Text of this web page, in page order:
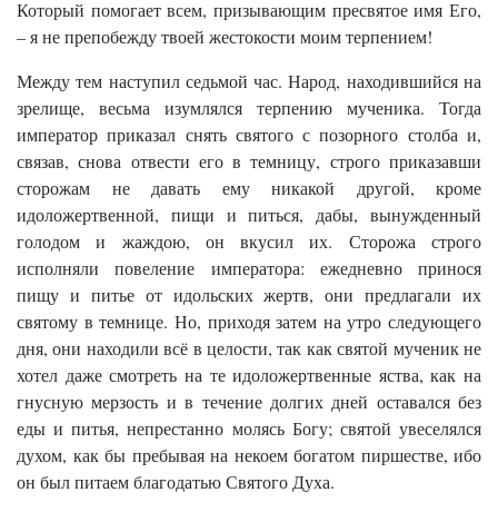
Который помогает всем, призывающим пресвятое имя Его,
– я не препобежду твоей жестокости моим терпением!
Между тем наступил седьмой час. Народ, находившийся на
зрелище, весьма изумлялся терпению мученика. Тогда
император приказал снять святого с позорного столба и,
связав, снова отвести его в темницу, строго приказавши
сторожам не давать ему никакой другой, кроме
идоложертвенной, пищи и питься, дабы, вынужденный
голодом и жаждою, он вкусил их. Сторожа строго
исполняли повеление императора: ежедневно принося
пищу и питье от идольских жертв, они предлагали их
святому в темнице. Но, приходя затем на утро следующего
дня, они находили всё в целости, так как святой мученик не
хотел даже смотреть на те идоложертвенные яства, как на
гнусную мерзость и в течение долгих дней оставался без
еды и питья, непрестанно молясь Богу; святой увеселялся
духом, как бы пребывая на некоем богатом пиршестве, ибо
он был питаем благодатью Святого Духа.